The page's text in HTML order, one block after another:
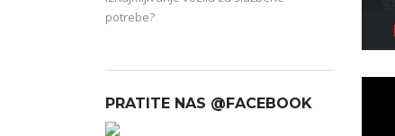
potrebe?
PRATITE NAS @FACEBOOK